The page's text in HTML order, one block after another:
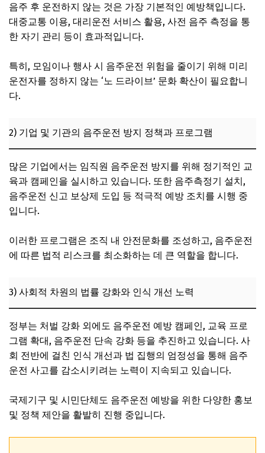
음주 후 운전하지 않는 것은 가장 기본적인 예방책입니다.
대중교통 이용, 대리운전 서비스 활용, 사전 음주 측정을 통
한 자기 관리 등이 효과적입니다.
특히, 모임이나 행사 시 음주운전 위험을 줄이기 위해 미리
운전자를 정하지 않는 ‘노 드라이브’ 문화 확산이 필요합니
다.
2) 기업 및 기관의 음주운전 방지 정책과 프로그램
많은 기업에서는 임직원 음주운전 방지를 위해 정기적인 교
육과 캠페인을 실시하고 있습니다. 또한 음주측정기 설치,
음주운전 신고 보상제 도입 등 적극적 예방 조치를 시행 중
입니다.
이러한 프로그램은 조직 내 안전문화를 조성하고, 음주운전
에 따른 법적 리스크를 최소화하는 데 큰 역할을 합니다.
3) 사회적 차원의 법률 강화와 인식 개선 노력
정부는 처벌 강화 외에도 음주운전 예방 캠페인, 교육 프로
그램 확대, 음주운전 단속 강화 등을 추진하고 있습니다. 사
회 전반에 걸친 인식 개선과 법 집행의 엄정성을 통해 음주
운전 사고를 감소시키려는 노력이 지속되고 있습니다.
국제기구 및 시민단체도 음주운전 예방을 위한 다양한 홍보
및 정책 제안을 활발히 진행 중입니다.